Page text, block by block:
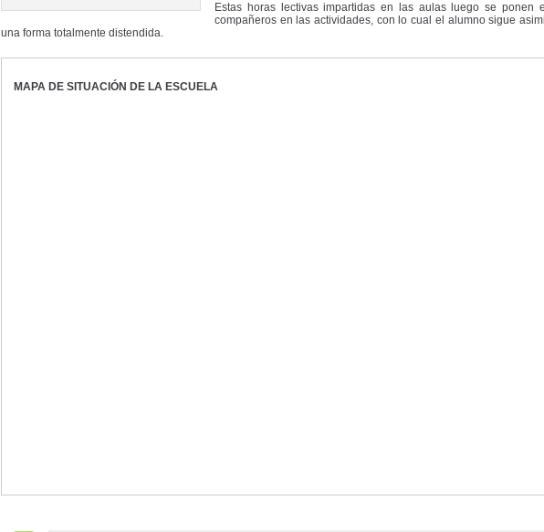
Estas horas lectivas impartidas en las aulas luego se ponen
compañeros en las actividades, con lo cual el alumno sigue
una forma totalmente distendida.
MAPA DE SITUACIÓN DE LA ESCUELA